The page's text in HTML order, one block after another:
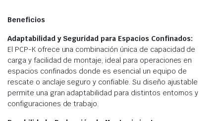
Beneficios
Adaptabilidad y Seguridad para Espacios Confinados:
El PCP-K ofrece una combinación única de capacidad de
carga y facilidad de montaje, ideal para operaciones en
espacios confinados donde es esencial un equipo de
rescate o anclaje seguro y confiable. Su diseño ajustable
permite una gran adaptabilidad para distintos entornos y
configuraciones de trabajo.